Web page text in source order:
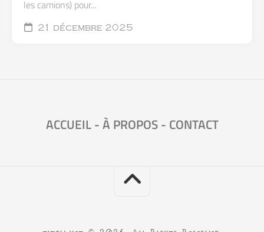
les camions) pour...
21 décembre 2025
ACCUEIL-À PROPOS- CONTACT